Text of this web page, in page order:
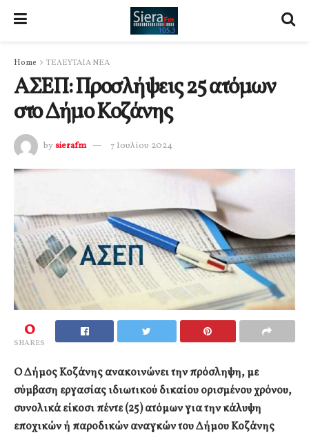
Home ΤΕΛΕΥΤΑΙΑ ΝΕΑ
ΑΣΕΠ: Προσλήψεις 25 ατόμων
στο Δήμο Κοζάνης
by sierafm 7 Ιουλίου 2024
0
SHARES
Ο Δήμος Κοζάνης ανακοινώνει την πρόσληψη, με
σύμβαση εργασίας ιδιωτικού δικαίου ορισμένου χρόνου,
συνολικά είκοσι πέντε (25) ατόμων για την κάλυψη
εποχικών ή παροδικών αναγκών του Δήμου Κοζάνης